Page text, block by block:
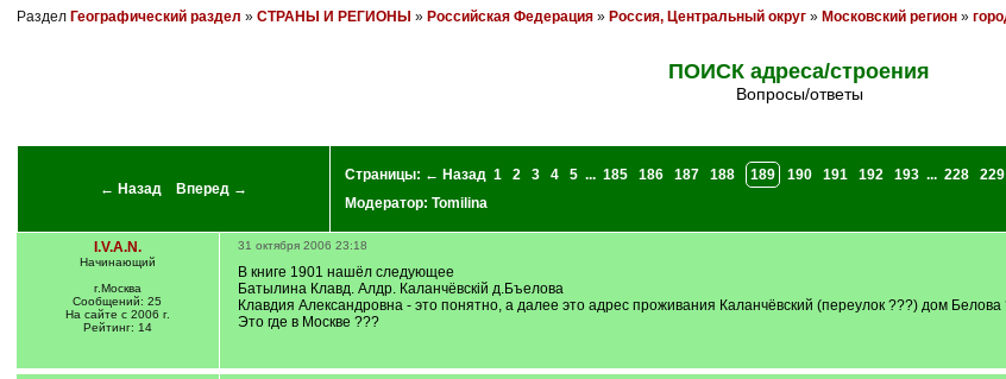
Раздел Географический раздел » СТРАНЫ И РЕГИОНЫ » Российская Федерация» Россия, Центральный округ» Московский регион»
ПОИСК адреса/строения
Вопросы/ответы
← Назад Вперед →
Страницы: ← Назад 1 2 3 4 5 ... 185 186 187 188 189 190 191 192 193 ... 228 229
Модератор: Tomilina
I.V.A.N.
Начинающий
г.Москва
Сообщений: 25
На сайте с 2006 г.
Рейтинг: 14
31 октября 2006 23:18
В книге 1901 нашёл следующее
Батылина Клавд. Алдр. Каланчёвскiй д.Бъелова
Клавдия Александровна - это понятно, а далее это адрес проживания Каланчёвский (переулок ???) дом Белова
Это где в Москве ???